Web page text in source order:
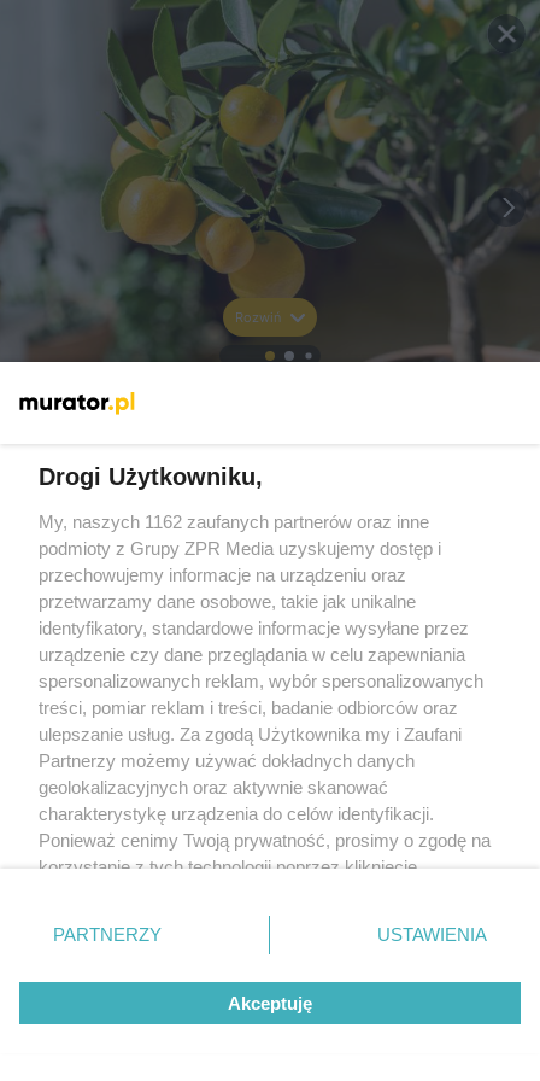
Rozwiń
Drogi Użytkowniku,
My, naszych 1162 zaufanych partnerów oraz inne
podmioty z Grupy ZPR Media uzyskujemy dostęp i
przechowujemy informacje na urządzeniu oraz
przetwarzamy dane osobowe, takie jak unikalne
identyfikatory, standardowe informacje wysyłane przez
urządzenie czy dane przeglądania w celu zapewniania
spersonalizowanych reklam, wybór spersonalizowanych
treści, pomiar reklam i treści, badanie odbiorców oraz
ulepszanie usług. Za zgodą Użytkownika my i Zaufani
Partnerzy możemy używać dokładnych danych
geolokalizacyjnych oraz aktywnie skanować
charakterystykę urządzenia do celów identyfikacji.
Ponieważ cenimy Twoją prywatność, prosimy o zgodę na
korzystanie z tych technologii poprzez kliknięcie
zmienić/wycofać klikając przycisk ustawień prywatności
znajdujący się w lewym dolnym rogu strony
rodzaje przetwarzania danych nie wymagają zgody
użytkownika, ale masz prawo sprzeciwić się takiemu
przetwarzaniu. Preferencje będą miały zastosowanie tylko
PARTNERZY USTAWIENIA
Akceptuję